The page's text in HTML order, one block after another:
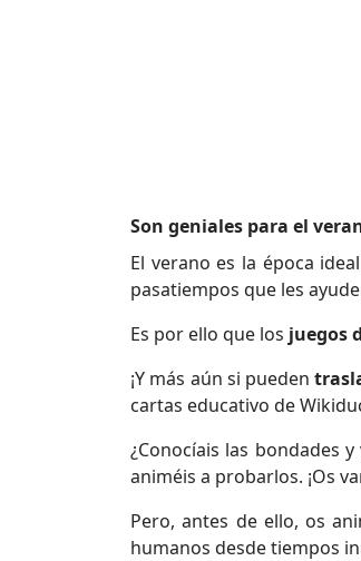
Son geniales para el
El verano es la época
pasatiempos que les
Es por ello que los juegos
¡Y más aún si pueden
cartas educativo de
¿Conocíais las bondades
animéis a probarlos. ¡Os
Pero, antes de ello, os
humanos desde tiempos